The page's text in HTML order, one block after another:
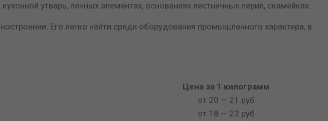
утварь, печных элементах, основаниях лестничных перил, скамейках.
Его легко найти среди оборудования промышленного характера, в
Цена за 1 килограмм
от 20 — 21 руб
от 18 — 23 руб